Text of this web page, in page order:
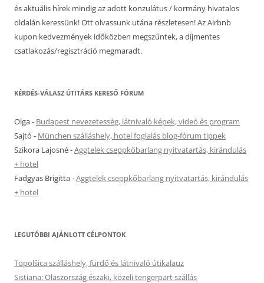
és aktuális hírek mindig az adott konzulátus / kormány hivatalos
oldalán keressünk! Ott olvassunk utána részletesen! Az Airbnb
kupon kedvezmények időközben megszűntek, a díjmentes
csatlakozás/regisztráció megmaradt.
KÉRDÉS-VÁLASZ ÚTITÁRS KERESŐ FÓRUM
Olga- Budapest nevezetesség, látnivaló képek, videó és program
Sajtó - München szálláshely, hotel foglalás blog-fórum tippek
Szikora Lajosné-Aggtelek cseppkőbarlang nyitvatartás, kirándulás
+ hotel
Fadgyas Brigitta-Aggtelek cseppkőbarlang nyitvatartás, kirándulás
+ hotel
LEGUTÓBBI AJÁNLOTT CÉLPONTOK
Topolšica szálláshely, fürdő és látnivaló útikalauz
Sistiana: Olaszország északi, közeli tengerpart szállás